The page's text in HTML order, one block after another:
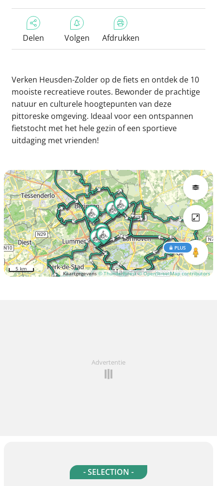
Delen Volgen Afdrukken
Verken Heusden-Zolder op de fiets en ontdek de 10
mooiste recreatieve routes. Bewonder de prachtige
natuur en culturele hoogtepunten van deze
pittoreske omgeving. Ideaal voor een ontspannen
fietstocht met het hele gezin of een sportieve
uitdaging met vrienden!
Kaartgegevens © Thunderforest © OpenStreetMap contributors
PLUS
5 km
Advertentie
- SELECTION -